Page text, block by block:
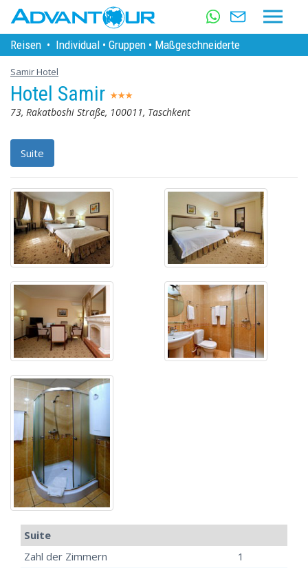
Reisen • Individual • Gruppen • Maßgeschneiderte
Samir Hotel
Hotel Samir
73, Rakatboshi Straße, 100011, Taschkent
Suite
Suite
Zahl der Zimmern
1